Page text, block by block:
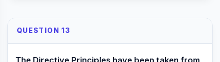
QUESTION 13
The Directive Principles have been taken from